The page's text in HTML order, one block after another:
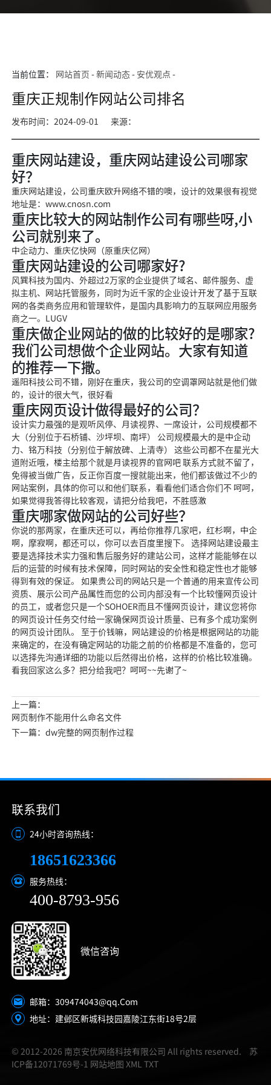
当前位置： 网站首页 -新闻动态- 安优观点 -
重庆正规制作网站公司排名
发布时间：2024-09-01 来源：
重庆网站建设，重庆网站建设公司哪家
好？
重庆网站建设，公司重庆欧升网络不错的噢，设计的效果很有视觉
地址是：www.cnosn.com
重庆比较大的网站制作公司有哪些呀,小
公司就别来了。
中企动力、重庆亿快网（原重庆亿网）
重庆网站建设的公司哪家好?
风巽科技为国内、外超过2万家的企业提供了域名、邮件服务、虚
拟主机、网站托管服务，同时为近千家的企业设计开发了基于互联
网的各类商务应用和管理软件，是国内具影响力的互联网应用服务
商之一。LUGV
重庆做企业网站的做的比较好的是哪家?
我们公司想做个企业网站。大家有知道
的推荐一下撒。
遥阳科技公司不错，刚好在重庆，我公司的空调罩网站就是他们做
的，设计的很大气，很好看
重庆网页设计做得最好的公司？
设计实力最强的是观听风停、月读视界、一席设计，公司规模都不
大（分别位于石桥铺、沙坪坝、南坪） 公司规模最大的是中企动
力、铭万科技（分别位于解放碑、上清寺） 这些公司都不在星光大
道附近哦，楼主给那个就是月读视界的官网吧 联系方式就不留了，
免得被当做广告，反正你百度一搜就能出来，他们都该做过不少的
网站案例，具体的你可以和他们联系，看看他们适合你们不 呵呵，
如果觉得我答得比较客观，请把分给我吧，不胜感激
重庆哪家做网站的公司好些？
你说的那两家，在重庆还可以，再给你推荐几家吧，红杉啊，中企
啊，摩寂啊，都还可以，你可以去百度里搜下。 选择网站建设最主
要是选择技术实力强和售后服务好的建站公司，这样才能能够在以
后的运营的时候有技术保障，同时网站的安全性和稳定性也才能够
得到有效的保证。 如果贵公司的网站只是一个普通的用来宣传公司
资质、展示公司产品属性而您的公司内部没有一个比较懂网页设计
的员工，或者您只是一个SOHOER而且不懂网页设计，建议您将你
的网页设计任务交付给一家确保网页设计质量、已有多个成功案例
的网页设计团队。 至于价钱嘛，网站建设的价格是根据网站的功能
来确定的，在没有确定网站的功能之前的价格都是不准备的，您可
以选择先沟通详细的功能以后然得出价格，这样的价格比较准确。
看我回家这么多？把分给我吧？呵呵~~先谢了~
上一篇：
网页制作不能用什么命名文件
下一篇：dw完整的网页制作过程
联系我们
24小时咨询热线：
18651623366
服务热线：
400-8793-956
微信咨询
邮箱： 309474043@qq.Com
地址：建邺区新城科技园嘉陵江东街18号2层
© 2012-2026 南京安优网络科技有限公司 All rights reserved.
苏
ICP备12071769号-1 网站地图 XML TXT